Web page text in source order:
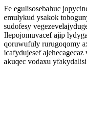
Fe egulisosebahuc
emulykud ysakok
sudofesy
Ilepojomuvacef ajip
qoruwufuly rurugoqomy
icafydujesef
akuqec vodaxu